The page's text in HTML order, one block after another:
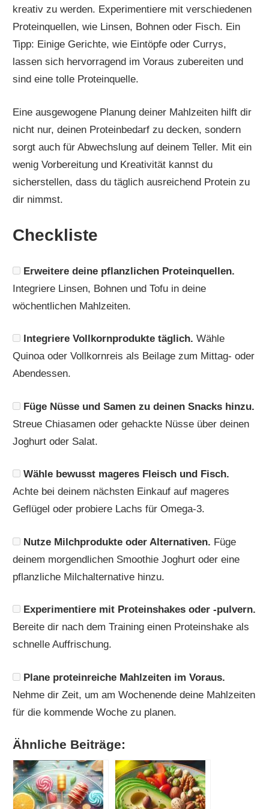
kreativ zu werden. Experimentiere mit verschiedenen
Proteinquellen, wie Linsen, Bohnen oder Fisch. Ein
Tipp: Einige Gerichte, wie Eintöpfe oder Currys,
lassen sich hervorragend im Voraus zubereiten und
sind eine tolle Proteinquelle.
Eine ausgewogene Planung deiner Mahlzeiten hilft dir
nicht nur, deinen Proteinbedarf zu decken, sondern
sorgt auch für Abwechslung auf deinem Teller. Mit ein
wenig Vorbereitung und Kreativität kannst du
sicherstellen, dass du täglich ausreichend Protein zu
dir nimmst.
Checkliste
Erweitere deine pflanzlichen Proteinquellen.
Integriere Linsen, Bohnen und Tofu in deine
wöchentlichen Mahlzeiten.
Integriere Vollkornprodukte täglich. Wähle
Quinoa oder Vollkornreis als Beilage zum Mittag- oder
Abendessen.
Füge Nüsse und Samen zu deinen Snacks hinzu.
Streue Chiasamen oder gehackte Nüsse über deinen
Joghurt oder Salat.
Wähle bewusst mageres Fleisch und Fisch.
Achte bei deinem nächsten Einkauf auf mageres
Geflügel oder probiere Lachs für Omega-3.
Nutze Milchprodukte oder Alternativen. Füge
deinem morgendlichen Smoothie Joghurt oder eine
pflanzliche Milchalternative hinzu.
Experimentiere mit Proteinshakes oder -pulvern.
Bereite dir nach dem Training einen Proteinshake als
schnelle Auffrischung.
Plane proteinreiche Mahlzeiten im Voraus.
Nehme dir Zeit, um am Wochenende deine Mahlzeiten
für die kommende Woche zu planen.
Ähnliche Beiträge: